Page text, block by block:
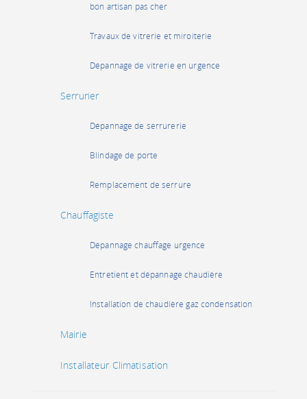
bon artisan pas cher
Travaux de vitrerie et miroiterie
Dépannage de vitrerie en urgence
Serrurier
Dépannage de serrurerie
Blindage de porte
Remplacement de serrure
Chauffagiste
Dépannage chauffage urgence
Entretient et dépannage chaudière
Installation de chaudière gaz condensation
Mairie
Installateur Climatisation